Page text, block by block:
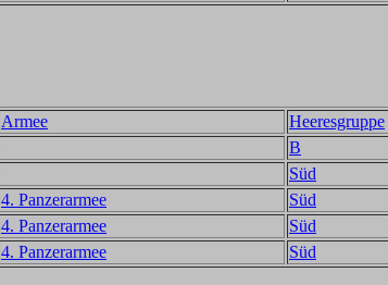
Armee Heeresgruppe
B
Süd
4. Panzerarmee Süd
4. Panzerarmee Süd
4. Panzerarmee Süd